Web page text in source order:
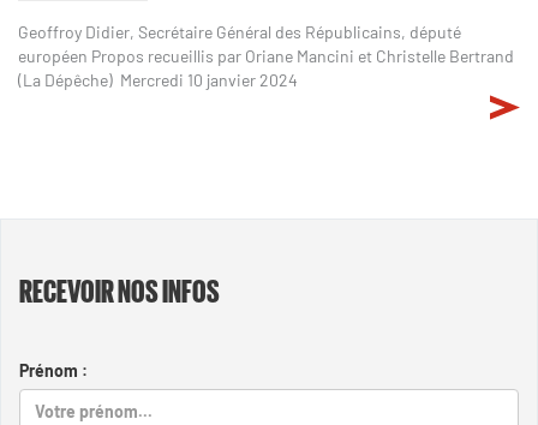
Geoffroy Didier, Secrétaire Général des Républicains, député
européen Propos recueillis par Oriane Mancini et Christelle Bertrand
(La Dépêche) Mercredi 10 janvier 2024
RECEVOIR NOS INFOS
Prénom :